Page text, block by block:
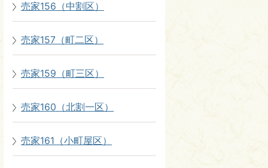
売家156（中割区）
売家157（町二区）
売家159（町三区）
売家160（北割一区）
売家161（小町屋区）